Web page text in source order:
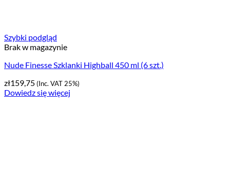
Szybki podgląd
Brak w magazynie
Nude Finesse Szklanki Highball 450 ml (6 szt.)
zł159,75(Inc. VAT 25%)
Dowiedz się więcej